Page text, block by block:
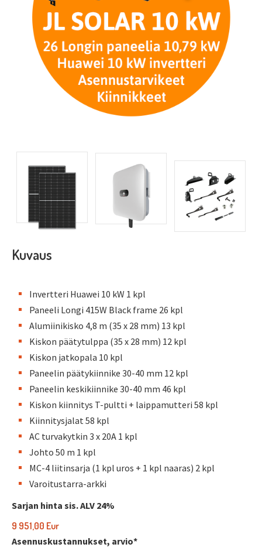
Kuvaus
Invertteri Huawei 10 kW 1 kpl
Paneeli Longi 415W Black frame 26 kpl
Alumiinikisko 4,8 m (35 x 28 mm) 13 kpl
Kiskon päätytulppa (35 x 28 mm) 12 kpl
Kiskon jatkopala 10 kpl
Paneelin päätykiinnike 30-40 mm 12 kpl
Paneelin keskikiinnike 30-40 mm 46 kpl
Kiskon kiinnitys T-pultti + laippamutteri 58 kpl
Kiinnitysjalat 58 kpl
AC turvakytkin 3 x 20A 1 kpl
Johto 50 m 1 kpl
MC-4 liitinsarja (1 kpl uros + 1 kpl naaras) 2 kpl
Varoitustarra-arkki
Sarjan hinta sis. ALV 24%
9 951,00 Eur
Asennuskustannukset, arvio*